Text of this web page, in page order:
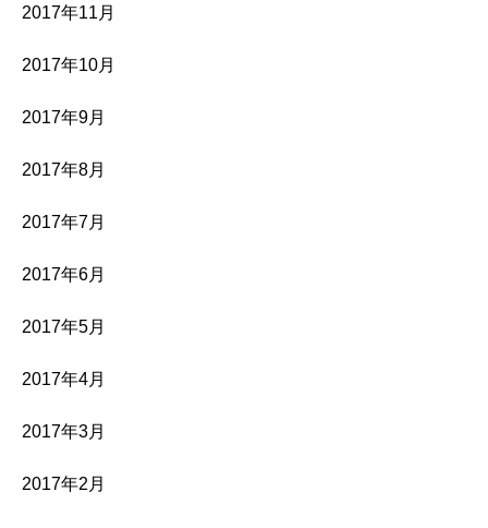
2017年11月
2017年10月
2017年9月
2017年8月
2017年7月
2017年6月
2017年5月
2017年4月
2017年3月
2017年2月